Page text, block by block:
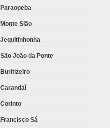
Paraopeba
Monte Sião
Jequitinhonha
São João da Ponte
Buritizeiro
Carandaí
Corinto
Francisco Sá